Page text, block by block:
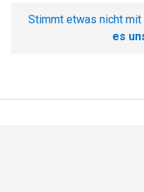
Stimmt etwas nicht
es